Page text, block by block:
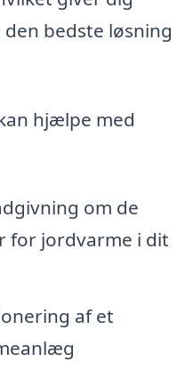
bedste løsning
hjælpe med
om de
for jordvarme i dit
af et